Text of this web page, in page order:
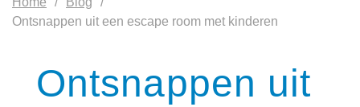
Ontsnappen uit een escape room met kinderen
Ontsnappen uit